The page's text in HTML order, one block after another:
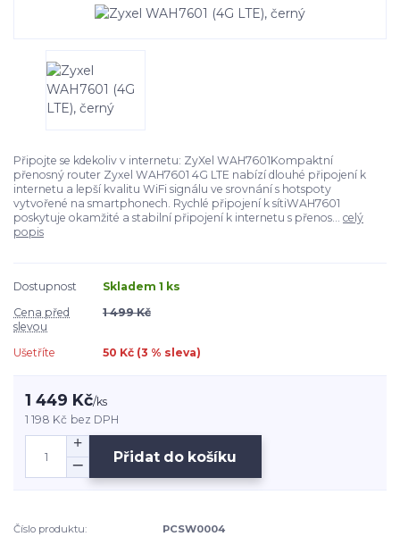
Připojte se kdekoliv v internetu: ZyXel WAH7601Kompaktní
přenosný router Zyxel WAH7601 4G LTE nabízí dlouhé připojení k
internetu a lepší kvalitu WiFi signálu ve srovnání s hotspoty
vytvořené na smartphonech. Rychlé připojení k sítiWAH7601
poskytuje okamžité a stabilní připojení k internetu s přenos... celý
popis
Dostupnost
Skladem 1 ks
Cena před
slevou
1 499 Kč
Ušetříte 50 Kč (3 % sleva)
1 449 Kč/ks
1 198 Kč bez DPH
Přidat do košíku
Číslo produktu: PCSW0004